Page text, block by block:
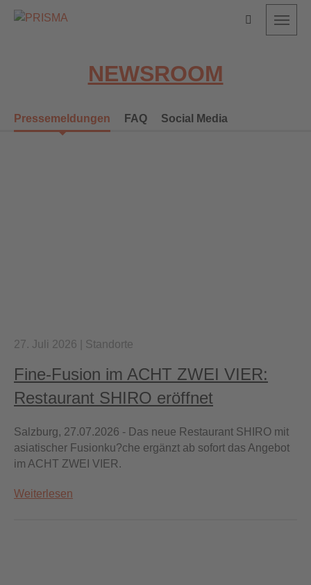
NEWSROOM
Pressemeldungen FAQ Social Media
27. Juli 2026 Standorte
Fine-Fusion im ACHT ZWEI VIER:
Restaurant SHIRO eröffnet
Salzburg, 27.07.2026 - Das neue Restaurant SHIRO mit
asiatischer Fusionku?che ergänzt ab sofort das Angebot
im ACHT ZWEI VIER.
Weiterlesen